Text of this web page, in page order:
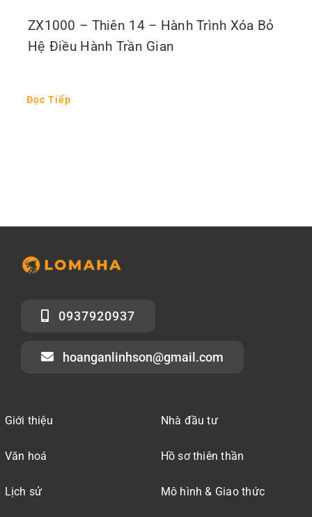
ZX1000 – Thiên 14 – Hành Trình Xóa Bỏ
Hệ Điều Hành Trần Gian
Đọc Tiếp
0937920937
hoanganlinhson@gmail.com
Giới thiệu
Văn hoá
Lịch sử
Nhà đầu tư
Hồ sơ thiên thần
Mô hình & Giao thức